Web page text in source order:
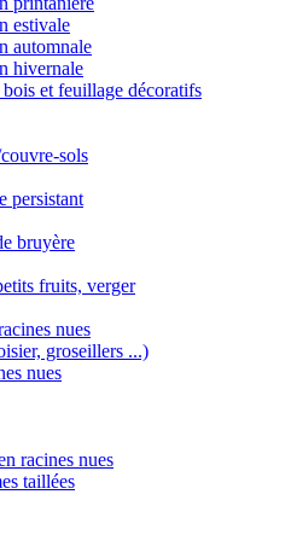
estivale
automnale
hivernale
et feuillage décoratifs
sols
persistant
bruyère
fruits, verger
nues
groseillers ...)
nues
racines nues
taillées